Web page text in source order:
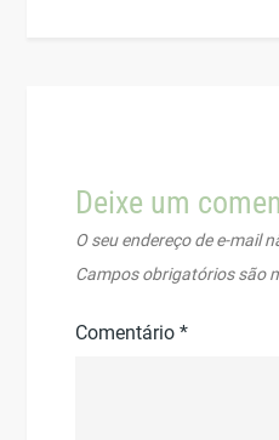
Deixe um
O seu endereço de e-mail
Campos obrigatórios são
Comentário*